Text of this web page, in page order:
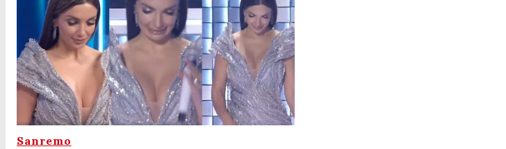
Sanremo